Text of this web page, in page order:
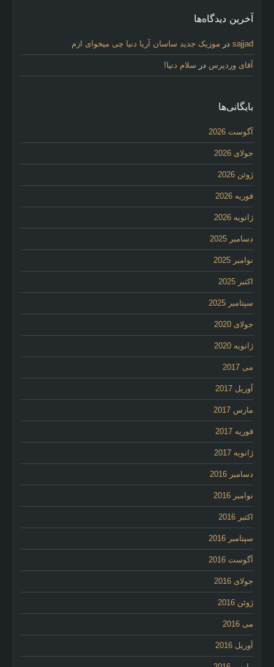
آخرین دیدگاه‌ها
sajjad در موزیک جدید ساسان آریا دنیا چی میخوای ازم
آقای وردپرس در سلام دنیا!
بایگانی‌ها
آگوست 2026
جولای 2026
ژوئن 2026
فوریه 2026
ژانویه 2026
دسامبر 2025
نوامبر 2025
اکتبر 2025
سپتامبر 2025
جولای 2020
ژانویه 2020
می 2017
آوریل 2017
مارس 2017
فوریه 2017
ژانویه 2017
دسامبر 2016
نوامبر 2016
اکتبر 2016
سپتامبر 2016
آگوست 2016
جولای 2016
ژوئن 2016
می 2016
آوریل 2016